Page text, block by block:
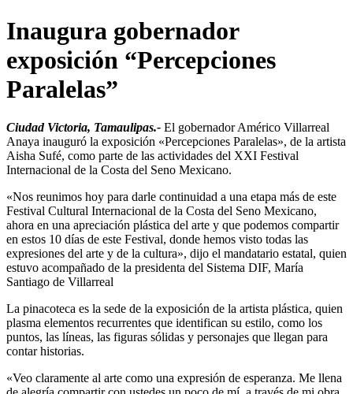
Inaugura gobernador
exposición “Percepciones
Paralelas”
Ciudad Victoria, Tamaulipas.- El gobernador Américo Villarreal
Anaya inauguró la exposición «Percepciones Paralelas», de la artista
Aisha Sufé, como parte de las actividades del XXI Festival
Internacional de la Costa del Seno Mexicano.
«Nos reunimos hoy para darle continuidad a una etapa más de este
Festival Cultural Internacional de la Costa del Seno Mexicano,
ahora en una apreciación plástica del arte y que podemos compartir
en estos 10 días de este Festival, donde hemos visto todas las
expresiones del arte y de la cultura», dijo el mandatario estatal, quien
estuvo acompañado de la presidenta del Sistema DIF, María
Santiago de Villarreal
La pinacoteca es la sede de la exposición de la artista plástica, quien
plasma elementos recurrentes que identifican su estilo, como los
puntos, las líneas, las figuras sólidas y personajes que llegan para
contar historias.
«Veo claramente al arte como una expresión de esperanza. Me llena